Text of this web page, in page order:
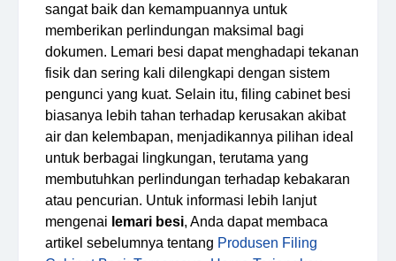
sangat baik dan kemampuannya untuk
memberikan perlindungan maksimal bagi
dokumen. Lemari besi dapat menghadapi tekanan
fisik dan sering kali dilengkapi dengan sistem
pengunci yang kuat. Selain itu, filing cabinet besi
biasanya lebih tahan terhadap kerusakan akibat
air dan kelembapan, menjadikannya pilihan ideal
untuk berbagai lingkungan, terutama yang
membutuhkan perlindungan terhadap kebakaran
atau pencurian. Untuk informasi lebih lanjut
mengenai lemari besi, Anda dapat membaca
artikel sebelumnya tentang Produsen Filing